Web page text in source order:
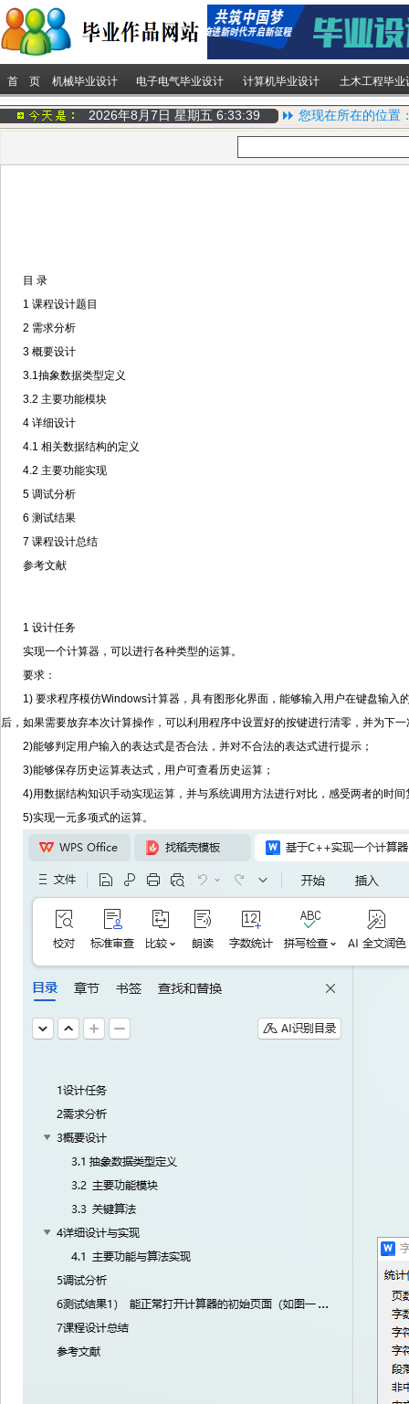
首 页 机械毕业设计 电子电气毕业设计 计算机毕业设计 土木工程毕业
2026年8月7日 星期五 6:33:40 您现在所在的位置
目 录
1 课程设计题目
2 需求分析
3 概要设计
3.1抽象数据类型定义
3.2 主要功能模块
4 详细设计
4.1 相关数据结构的定义
4.2 主要功能实现
5 调试分析
6 测试结果
7 课程设计总结
参考文献
1 设计任务
实现一个计算器，可以进行各种类型的运算。
要求：
1) 要求程序模仿Windows计算器，具有图形化界面，能够输入用户在键盘输
后，如果需要放弃本次计算操作，可以利用程序中设置好的按键进行清零，并为下
2)能够判定用户输入的表达式是否合法，并对不合法的表达式进行提示；
3)能够保存历史运算表达式，用户可查看历史运算；
4)用数据结构知识手动实现运算，并与系统调用方法进行对比，感受两者的时
5)实现一元多项式的运算。